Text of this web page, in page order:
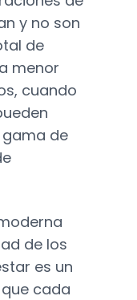
y no son
de
menor
cuando
de
de los
es un
cada